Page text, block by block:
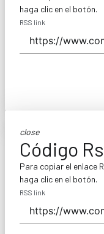
haga clic en el botón.
RSS link
close
Código
Para copiar el enlace
haga clic en el botón.
RSS link